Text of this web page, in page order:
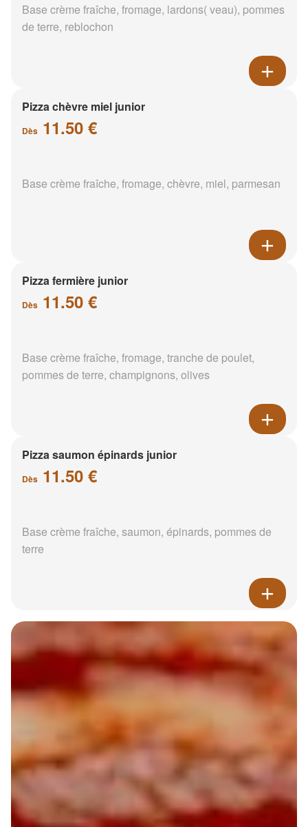
Base crème fraîche, fromage, lardons( veau), pommes
de terre, reblochon
Pizza chèvre miel junior
Dès 11.50 €
Base crème fraîche, fromage, chèvre, miel, parmesan
Pizza fermière junior
Dès 11.50 €
Base crème fraîche, fromage, tranche de poulet,
pommes de terre, champignons, olives
Pizza saumon épinards junior
Dès 11.50 €
Base crème fraîche, saumon, épinards, pommes de
terre